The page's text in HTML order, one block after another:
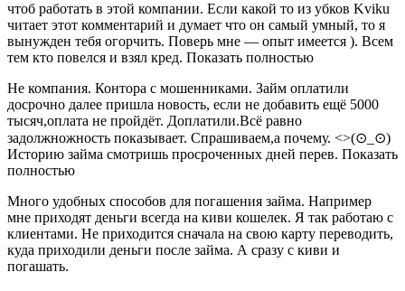
чтоб работать в этой компании. Если какой то из убков Kviku
читает этот комментарий и думает что он самый умный, то я
вынужден тебя огорчить. Поверь мне — опыт имеется ). Всем
тем кто повелся и взял кред. Показать полностью
Не компания. Контора с мошенниками. Займ оплатили
досрочно далее пришла новость, если не добавить ещё 5000
тысяч,оплата не пройдёт. Доплатили.Всё равно
задолжножность показывает. Спрашиваем,а почему. <>(⊙_⊙)
Историю займа смотришь просроченных дней перев. Показать
полностью
Много удобных способов для погашения займа. Например
мне приходят деньги всегда на киви кошелек. Я так работаю с
клиентами. Не приходится сначала на свою карту переводить,
куда приходили деньги после займа. А сразу с киви и
погашать.